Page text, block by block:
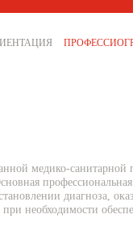
медико-
профессиональная
диагноза,
необходимости